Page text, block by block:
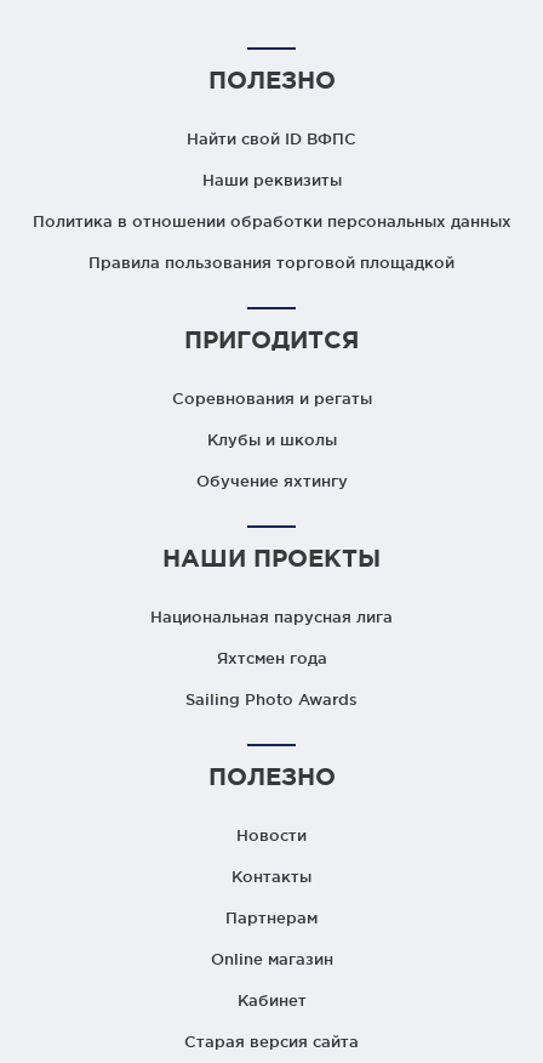
ПОЛЕЗНО
Найти свой ID ВФПС
Наши реквизиты
Политика в отношении обработки персональных данных
Правила пользования торговой площадкой
ПРИГОДИТСЯ
Соревнования и регаты
Клубы и школы
Обучение яхтингу
НАШИ ПРОЕКТЫ
Национальная парусная лига
Яхтсмен года
Sailing Photo Awards
ПОЛЕЗНО
Новости
Контакты
Партнерам
Online магазин
Кабинет
Старая версия сайта